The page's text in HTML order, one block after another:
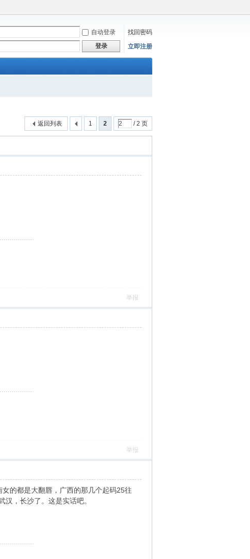
自动登录
找回密码
登录 立即注册
1 2 / 2 页
返回列表
举报
举报
的都是大翻唇，广西的那几个起码25往
汉，长沙了。这是实话吧。